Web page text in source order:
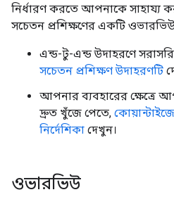
নির্ধারণ করতে আপনাকে সাহায্য
সচেতন প্রশিক্ষণের একটি
এন্ড-টু-এন্ড উদাহরণে
সচেতন প্রশিক্ষণ উদাহরণটি
আপনার ব্যবহারের ক্ষেত্রে
দ্রুত খুঁজে পেতে,
নির্দেশিকা দেখুন।
ওভারভিউ